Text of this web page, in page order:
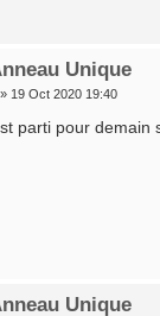
Unique
» 19 Oct 2020 19:40
parti pour demain
Unique